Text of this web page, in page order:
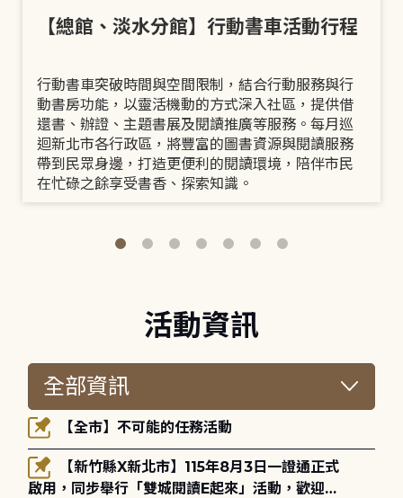
【總館、淡水分館】行動書車活動行程
行動書車突破時間與空間限制，結合行動服務與行
動書房功能，以靈活機動的方式深入社區，提供借
還書、辦證、主題書展及閱讀推廣等服務。每月巡
迴新北市各行政區，將豐富的圖書資源與閱讀服務
帶到民眾身邊，打造更便利的閱讀環境，陪伴市民
在忙碌之餘享受書香、探索知識。
活動資訊
【全市】不可能的任務活動
啟用，同步舉行「雙城閱讀E起來」活動，歡迎踴